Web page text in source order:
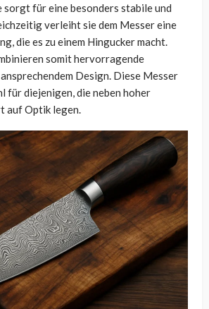
für eine besonders stabile und
verleiht sie dem Messer eine
die es zu einem Hingucker macht.
somit hervorragende
Design. Diese Messer
für diejenigen, die neben hoher
auf Optik legen.